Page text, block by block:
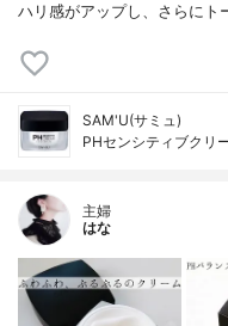
ハリ感がアップし、さらにト
SAM'U(サミュ)
PHセンシティブクリ
主婦
はな